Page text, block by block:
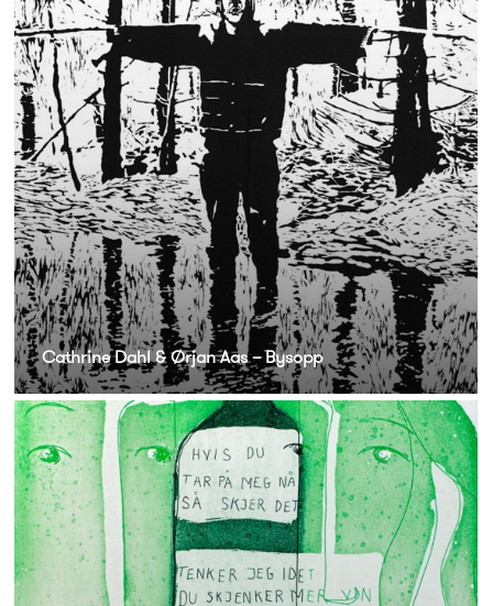
Cathrine Dahl & Ørjan Aas – Bysopp